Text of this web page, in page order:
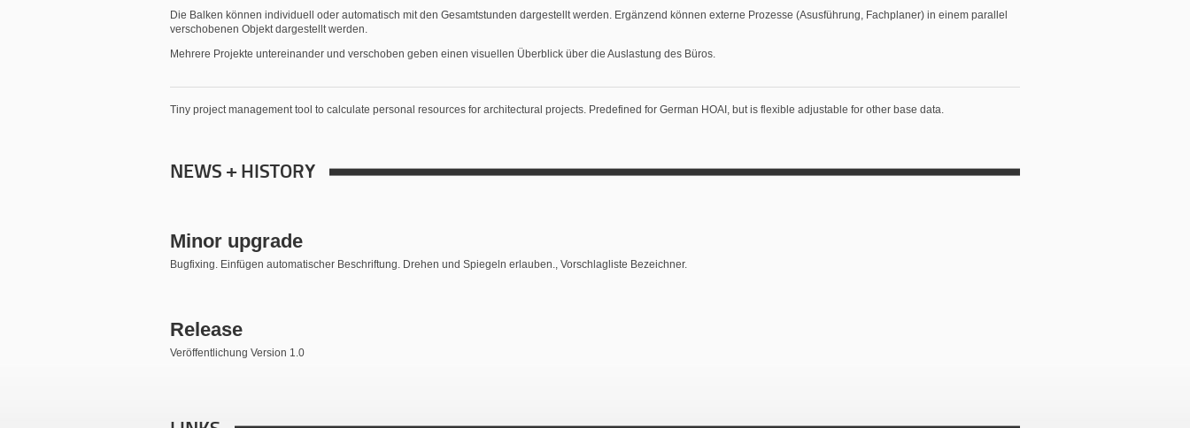
Die Balken können individuell oder automatisch mit den Gesamtstunden dargestellt werden. Ergänzend können externe Prozesse (Asusführung, Fachplaner) in einem parallel
verschobenen Objekt dargestellt werden.
Mehrere Projekte untereinander und verschoben geben einen visuellen Überblick über die Auslastung des Büros.
Tiny project management tool to calculate personal resources for architectural projects. Predefined for German HOAI, but is flexible adjustable for other base data.
NEWS + HISTORY
Minor upgrade
Bugfixing. Einfügen automatischer Beschriftung. Drehen und Spiegeln erlauben., Vorschlagliste Bezeichner.
Release
Veröffentlichung Version 1.0